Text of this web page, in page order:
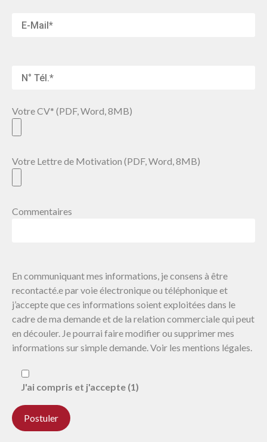
Votre CV* (PDF, Word, 8MB)
Votre Lettre de Motivation (PDF, Word, 8MB)
Commentaires
En communiquant mes informations, je consens à être
recontacté.e par voie électronique ou téléphonique et
j’accepte que ces informations soient exploitées dans le
cadre de ma demande et de la relation commerciale qui peut
en découler. Je pourrai faire modifier ou supprimer mes
informations sur simple demande. Voir les mentions légales.
J'ai compris et j'accepte (1)